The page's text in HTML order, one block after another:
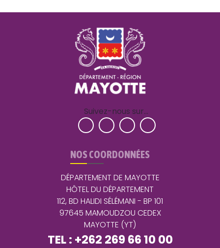
Suivez-nous sur…
NOS COORDONNÉES
DÉPARTEMENT DE MAYOTTE
HÔTEL DU DÉPARTEMENT
112, BD HALIDI SÉLÉMANI - BP 101
97645 MAMOUDZOU CEDEX
MAYOTTE (YT)
TEL : +262 269 66 10 00